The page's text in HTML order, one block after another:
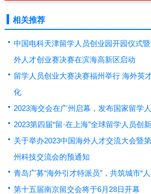
相关推荐
中国电科天津留学人员创业园开园仪式
外人才创业赛决赛在滨海高新区启动
留学人员创业大赛决赛福州举行 海外英
化
2023海交会在广州启幕，发布国家留学
2023第四届“留·在上海”全球留学人员创
关于举办2023中国海外人才交流大会暨
州科技交流会的预通知
青岛广募“海外引才特派员”，共筑城市“
第十五届南京留交会将于6月28日开幕